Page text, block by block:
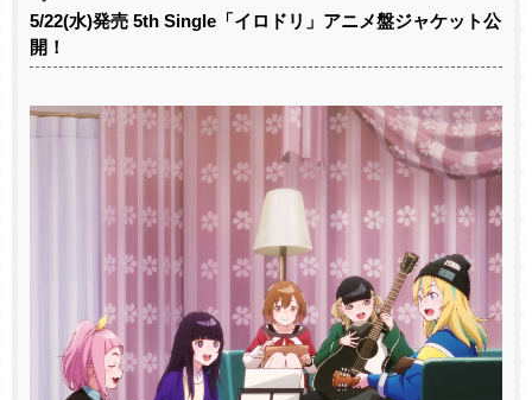
5/22(水)発売 5th Single「イロドリ」アニメ盤ジャケット公
開！